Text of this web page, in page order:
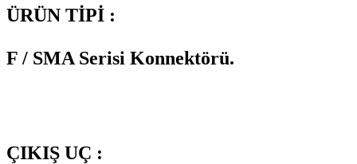
ÜRÜN TİPİ :
F / SMA Serisi Konnektörü.
ÇIKIŞ UÇ :